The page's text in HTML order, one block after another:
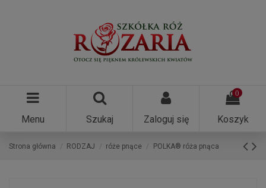
Menu Szukaj Zaloguj się
0
Koszyk
Strona główna RODZAJ róże pnące POLKA® róża pnąca